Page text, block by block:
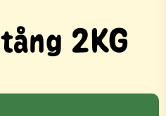
2KG